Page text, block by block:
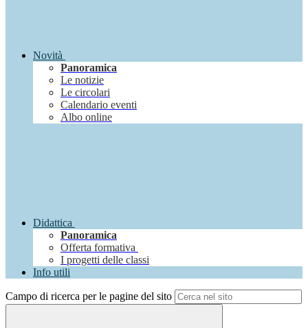
Novità
Panoramica
Le notizie
Le circolari
Calendario eventi
Albo online
Didattica
Panoramica
Offerta formativa
I progetti delle classi
Info utili
Campo di ricerca per le pagine del sito